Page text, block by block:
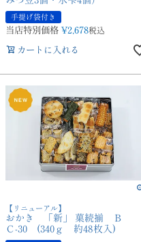
手提げ袋付き
当店特別価格 ¥2,678税込
カートに入れる
【リニューアル】
おかき 「新」 菓続揃 Ｂ
Ｃ-30 (340ｇ 約48枚入)